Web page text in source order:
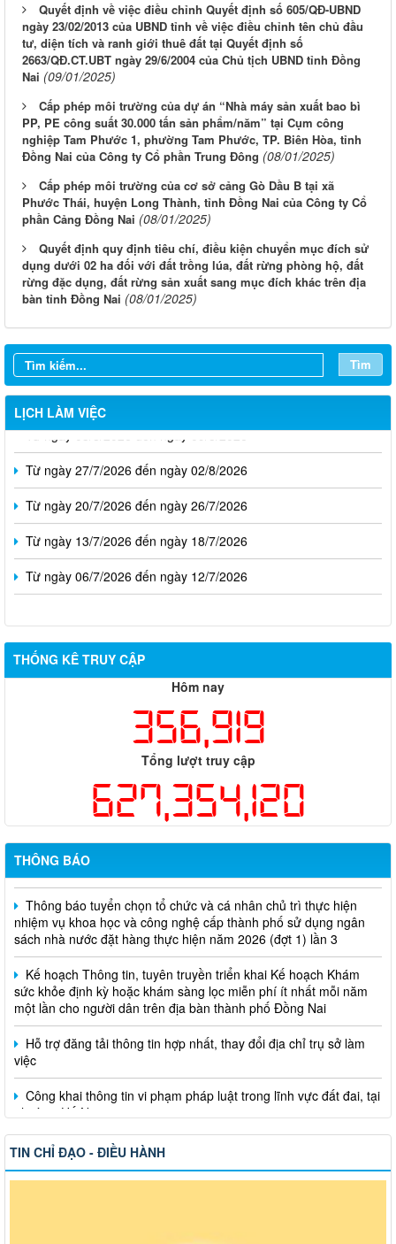
Quyết định về việc điều chỉnh Quyết định số 605/QĐ-UBND
ngày 23/02/2013 của UBND tỉnh về việc điều chỉnh tên chủ đầu
tư, diện tích và ranh giới thuê đất tại Quyết định số
2663/QĐ.CT.UBT ngày 29/6/2004 của Chủ tịch UBND tỉnh Đồng
Nai (09/01/2025)
Cấp phép môi trường của dự án “Nhà máy sản xuất bao bì
PP, PE công suất 30.000 tấn sản phẩm/năm” tại Cụm công
nghiệp Tam Phước 1, phường Tam Phước, TP. Biên Hòa, tỉnh
Đồng Nai của Công ty Cổ phần Trung Đông (08/01/2025)
Cấp phép môi trường của cơ sở cảng Gò Dầu B tại xã
Phước Thái, huyện Long Thành, tỉnh Đồng Nai của Công ty Cổ
phần Cảng Đồng Nai (08/01/2025)
Quyết định quy định tiêu chí, điều kiện chuyển mục đích sử
dụng dưới 02 ha đối với đất trồng lúa, đất rừng phòng hộ, đất
rừng đặc dụng, đất rừng sản xuất sang mục đích khác trên địa
bàn tỉnh Đồng Nai (08/01/2025)
Tìm
LỊCH LÀM VIỆC
Từ ngày 03/8/2026 đến ngày 09/8/2026
Từ ngày 27/7/2026 đến ngày 02/8/2026
Từ ngày 20/7/2026 đến ngày 26/7/2026
Từ ngày 13/7/2026 đến ngày 18/7/2026
Từ ngày 06/7/2026 đến ngày 12/7/2026
THỐNG KÊ TRUY CẬP
Hôm nay
356,919
Tổng lượt truy cập
627,354,120
THÔNG BÁO
Thông báo về việc tuyển dụng viên chức năm 2026
Thông báo tuyển chọn tổ chức và cá nhân chủ trì thực hiện
nhiệm vụ khoa học và công nghệ cấp thành phố sử dụng ngân
sách nhà nước đặt hàng thực hiện năm 2026 (đợt 1) lần 3
Kế hoạch Thông tin, tuyên truyền triển khai Kế hoạch Khám
sức khỏe định kỳ hoặc khám sàng lọc miễn phí ít nhất mỗi năm
một lần cho người dân trên địa bàn thành phố Đồng Nai
Hỗ trợ đăng tải thông tin hợp nhất, thay đổi địa chỉ trụ sở làm
việc
Công khai thông tin vi phạm pháp luật trong lĩnh vực đất đai, tại
phường Hố Nai
TIN CHỈ ĐẠO - ĐIỀU HÀNH